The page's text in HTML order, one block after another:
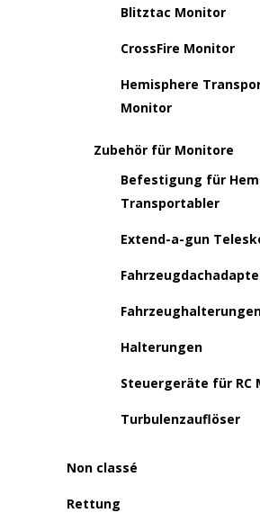
Blitztac Monitor
CrossFire Monitor
Hemisphere
Monitor
Zubehör für Monitore
Befestigung für
Transportabler
Extend-a-gun
Halterungen
Steuergeräte für RC
Turbulenzauflöser
Non classé
Rettung